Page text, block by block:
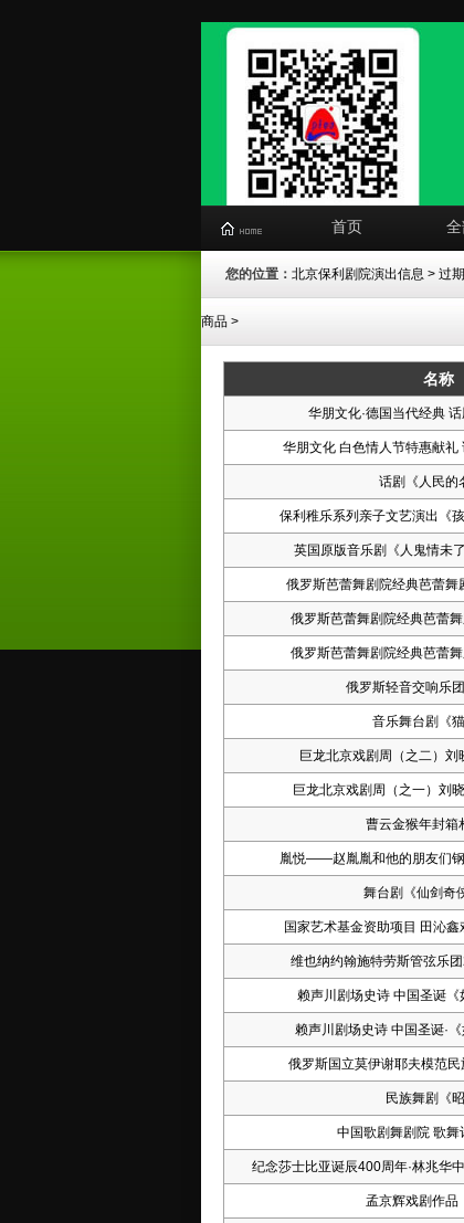
首页
您的位置： 北京保利剧院演出信息 > 过期
商品 >
名称
华朋文化·德国当代经典
华朋文化 白色情人节特惠献礼
话剧《人民的
保利稚乐系列亲子文艺演出《
英国原版音乐剧《人鬼情未
俄罗斯芭蕾舞剧院经典芭蕾舞
俄罗斯芭蕾舞剧院经典芭蕾
俄罗斯芭蕾舞剧院经典芭蕾
俄罗斯轻音交响乐
音乐舞台剧《猫
巨龙北京戏剧周（之二）刘
巨龙北京戏剧周（之一）刘
曹云金猴年封箱
胤悦——赵胤胤和他的朋友们
舞台剧《仙剑奇
国家艺术基金资助项目 田沁鑫
维也纳约翰施特劳斯管弦乐
赖声川剧场史诗 中国圣诞《
赖声川剧场史诗 中国圣诞·《
俄罗斯国立莫伊谢耶夫模范民
民族舞剧《昭
中国歌剧舞剧院 歌舞
纪念莎士比亚诞辰400周年·林兆华
孟京辉戏剧作品